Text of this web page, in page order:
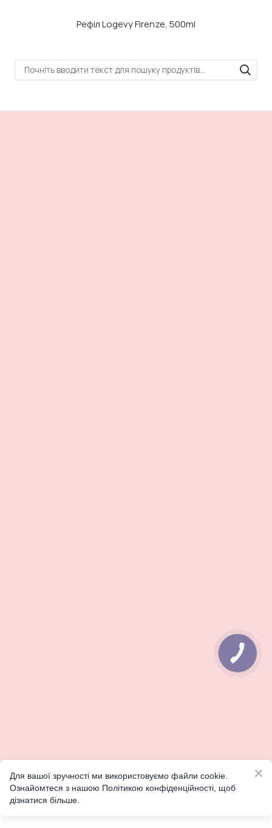
Рефіл Logevy Firenze, 500ml
Для вашої зручності ми використовуємо файли cookie.
Ознайомтеся з нашою Політикою конфіденційності, щоб
дізнатися більше.
КНОПКА
ЗВ'ЯЗКУ